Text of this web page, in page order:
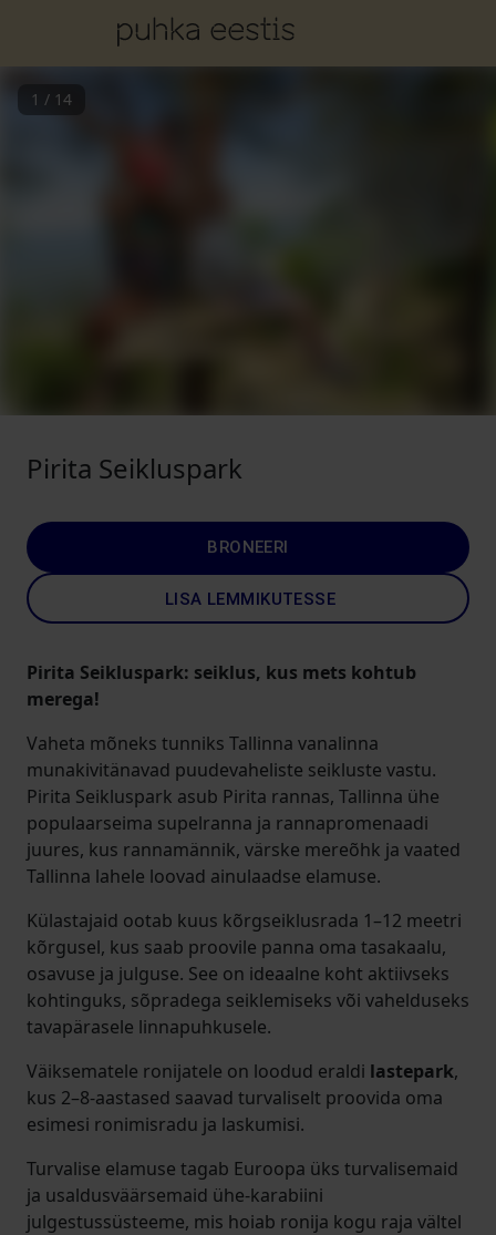
1 / 14
Pirita Seikluspark
BRONEERI
LISA LEMMIKUTESSE
Pirita Seikluspark: seiklus, kus mets kohtub
merega!
Vaheta mõneks tunniks Tallinna vanalinna
munakivitänavad puudevaheliste seikluste vastu.
Pirita Seikluspark asub Pirita rannas, Tallinna ühe
populaarseima supelranna ja rannapromenaadi
juures, kus rannamännik, värske mereõhk ja vaated
Tallinna lahele loovad ainulaadse elamuse.
Külastajaid ootab kuus kõrgseiklusrada 1–12 meetri
kõrgusel, kus saab proovile panna oma tasakaalu,
osavuse ja julguse. See on ideaalne koht aktiivseks
kohtinguks, sõpradega seiklemiseks või vahelduseks
tavapärasele linnapuhkusele.
Väiksematele ronijatele on loodud eraldi lastepark,
kus 2–8-aastased saavad turvaliselt proovida oma
esimesi ronimisradu ja laskumisi.
Turvalise elamuse tagab Euroopa üks turvalisemaid
ja usaldusväärsemaid ühe-karabiini
julgestussüsteeme, mis hoiab ronija kogu raja vältel